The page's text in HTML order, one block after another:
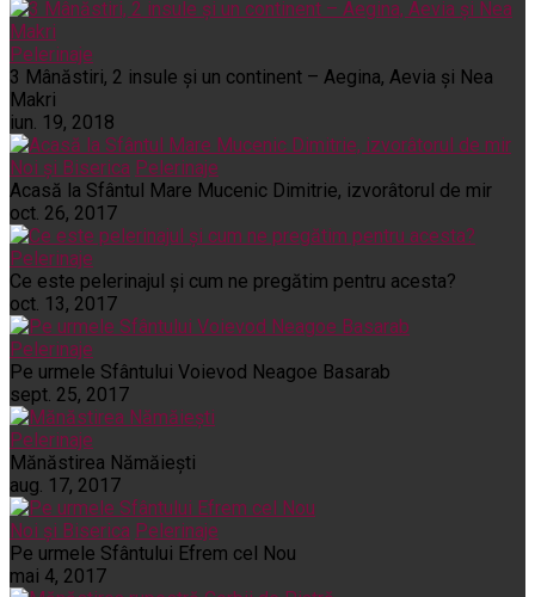
Pelerinaje
3 Mânăstiri, 2 insule și un continent – Aegina, Aevia și Nea
Makri
iun. 19, 2018
Noi și Biserica Pelerinaje
Acasă la Sfântul Mare Mucenic Dimitrie, izvorâtorul de mir
oct. 26, 2017
Pelerinaje
Ce este pelerinajul şi cum ne pregătim pentru acesta?
oct. 13, 2017
Pelerinaje
Pe urmele Sfântului Voievod Neagoe Basarab
sept. 25, 2017
Pelerinaje
Mănăstirea Nămăiești
aug. 17, 2017
Noi și Biserica Pelerinaje
Pe urmele Sfântului Efrem cel Nou
mai 4, 2017